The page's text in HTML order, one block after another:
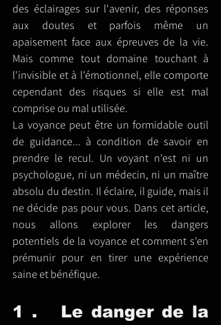
des éclairages sur l'avenir, des réponses
aux doutes et parfois même un
apaisement face aux épreuves de la vie.
Mais comme tout domaine touchant à
l'invisible et à l'émotionnel, elle comporte
cependant des risques si elle est mal
comprise ou mal utilisée.
La voyance peut être un formidable outil
de guidance... à condition de savoir en
prendre le recul. Un voyant n'est ni un
psychologue, ni un médecin, ni un maître
absolu du destin. Il éclaire, il guide, mais il
ne décide pas pour vous. Dans cet article,
nous allons explorer les dangers
potentiels de la voyance et comment s'en
prémunir pour en tirer une expérience
saine et bénéfique.
1 .   Le danger de la